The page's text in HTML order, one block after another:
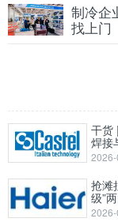
制冷企
找上门
干货
焊接
抢滩
级”